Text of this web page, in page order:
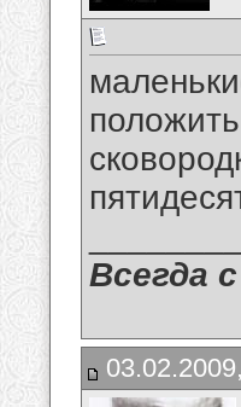
Всегда